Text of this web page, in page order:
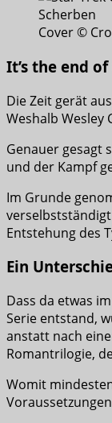
Cover ©
It’s the end
Die Zeit gerät
Weshalb Wesley
Genauer gesagt
und der Kampf
Im Grunde
Entstehung des
Ein
Dass da etwas
Serie entstand,
anstatt nach
Romantrilogie,
Womit